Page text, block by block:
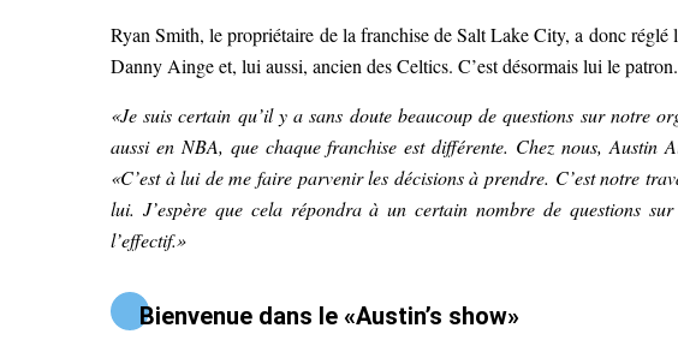
Ryan Smith, le propriétaire de la franchise de Salt Lake City, a donc
Danny Ainge et, lui aussi, ancien des Celtics. C’est désormais lui le patron.
«Je suis certain qu’il y a sans doute beaucoup de questions sur notre
aussi en NBA, que chaque franchise est différente. Chez nous, Austin
«C’est à lui de me faire parvenir les décisions à prendre. C’est notre
lui. J’espère que cela répondra à un certain nombre de questions
l’effectif.»
Bienvenue dans le «Austin’s show»